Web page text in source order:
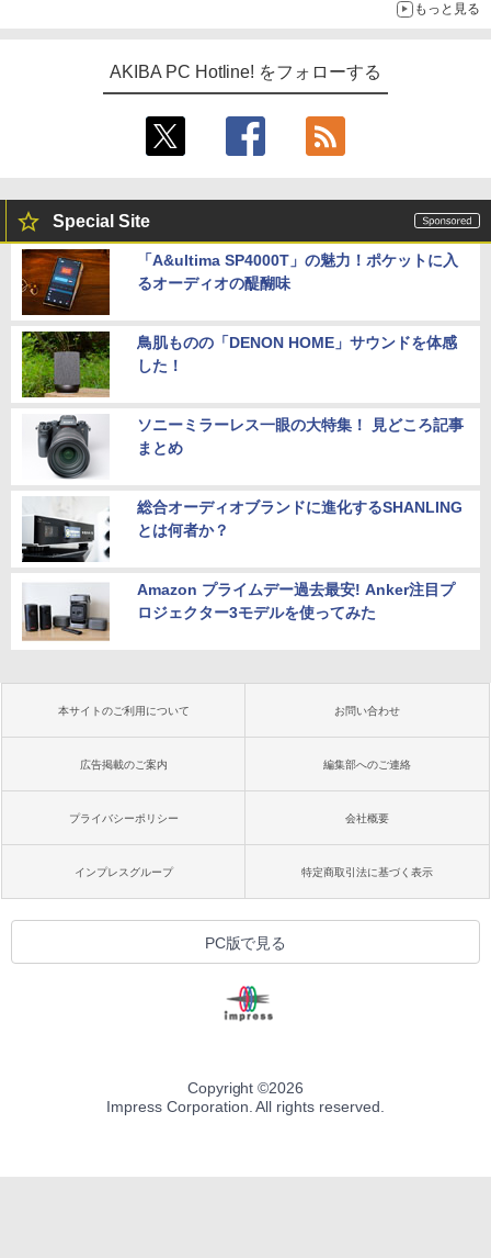
もっと見る
AKIBA PC Hotline! をフォローする
Special Site
「A&ultima SP4000T」の魅力！ポケットに入
るオーディオの醍醐味
鳥肌ものの「DENON HOME」サウンドを体感
した！
ソニーミラーレス一眼の大特集！ 見どころ記事
まとめ
総合オーディオブランドに進化するSHANLING
とは何者か？
Amazon プライムデー過去最安! Anker注目プ
ロジェクター3モデルを使ってみた
本サイトのご利用について お問い合わせ
広告掲載のご案内 編集部へのご連絡
プライバシーポリシー 会社概要
インプレスグループ 特定商取引法に基づく表示
PC版で見る
Copyright ©2026
Impress Corporation. All rights reserved.